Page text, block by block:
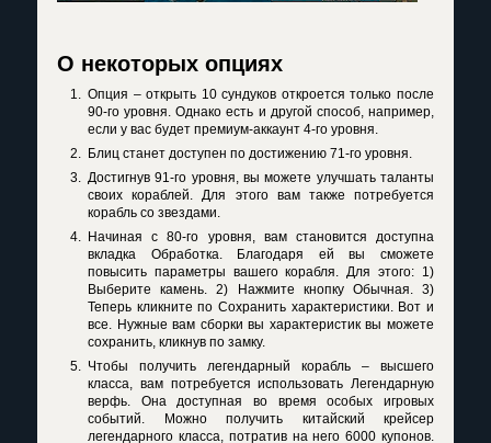
О некоторых опциях
Опция – открыть 10 сундуков откроется только после
90-го уровня. Однако есть и другой способ, например,
если у вас будет премиум-аккаунт 4-го уровня.
Блиц станет доступен по достижению 71-го уровня.
Достигнув 91-го уровня, вы можете улучшать таланты
своих кораблей. Для этого вам также потребуется
корабль со звездами.
Начиная с 80-го уровня, вам становится доступна
вкладка Обработка. Благодаря ей вы сможете
повысить параметры вашего корабля. Для этого: 1)
Выберите камень. 2) Нажмите кнопку Обычная. 3)
Теперь кликните по Сохранить характеристики. Вот и
все. Нужные вам сборки вы характеристик вы можете
сохранить, кликнув по замку.
Чтобы получить легендарный корабль – высшего
класса, вам потребуется использовать Легендарную
верфь. Она доступная во время особых игровых
событий. Можно получить китайский крейсер
легендарного класса, потратив на него 6000 купонов.